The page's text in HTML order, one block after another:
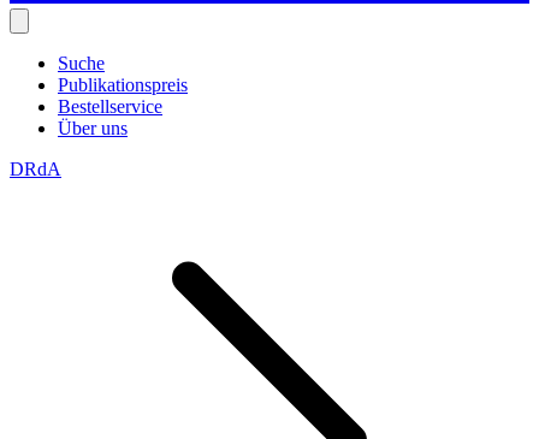
Suche
Publikationspreis
Bestellservice
Über uns
DRdA